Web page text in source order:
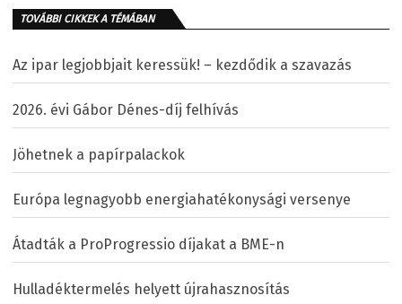
TOVÁBBI CIKKEK A TÉMÁBAN
Az ipar legjobbjait keressük! – kezdődik a szavazás
2026. évi Gábor Dénes-díj felhívás
Jöhetnek a papírpalackok
Európa legnagyobb energiahatékonysági versenye
Átadták a ProProgressio díjakat a BME-n
Hulladéktermelés helyett újrahasznosítás